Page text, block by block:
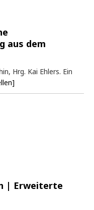
aus dem
Hrg. Kai Ehlers. Ein
| Erweiterte